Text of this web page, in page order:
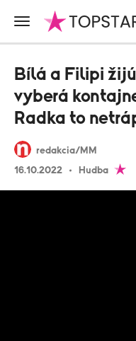
redakcia/MM
16.10.2022
Hudba
Bílá a Filipi
vyberá
Radka to